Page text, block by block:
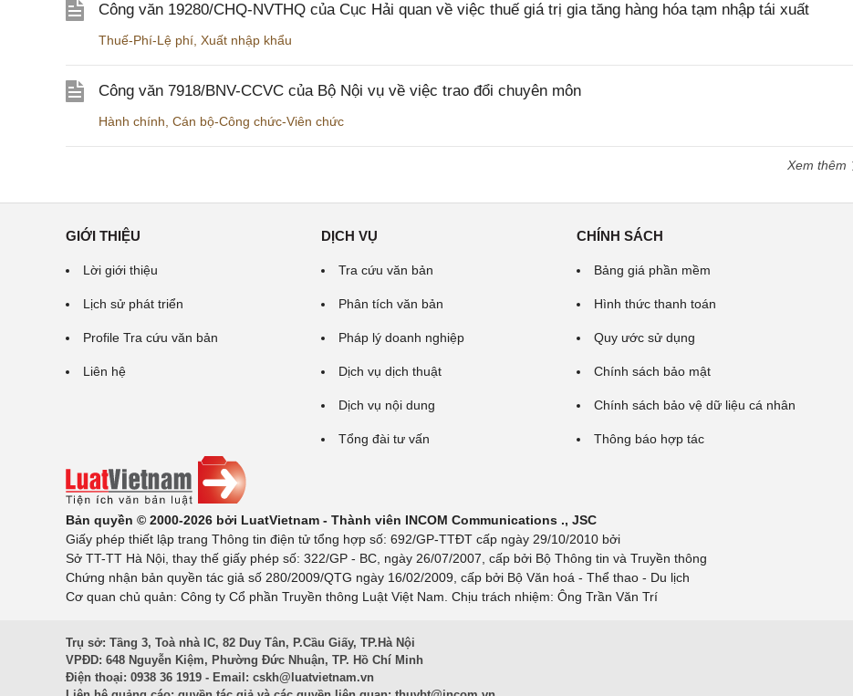
Công văn 19280/CHQ-NVTHQ của Cục Hải quan về việc thuế giá trị gia tăng hàng hóa tạm nhập tái xuất
Thuế-Phí-Lệ phí Xuất nhập khẩu
Công văn 7918/BNV-CCVC của Bộ Nội vụ về việc trao đổi chuyên môn
Hành chính Cán bộ-Công chức-Viên chức
Xem thêm
GIỚI THIỆU
Lời giới thiệu
Lịch sử phát triển
Profile Tra cứu văn bản
Liên hệ
DỊCH VỤ
Tra cứu văn bản
Phân tích văn bản
Pháp lý doanh nghiệp
Dịch vụ dịch thuật
Dịch vụ nội dung
Tổng đài tư vấn
CHÍNH SÁCH
Bảng giá phần mềm
Hình thức thanh toán
Quy ước sử dụng
Chính sách bảo mật
Chính sách bảo vệ dữ liệu cá nhân
Thông báo hợp tác
Bản quyền © 2000-2026 bởi LuatVietnam - Thành viên INCOM Communications ., JSC
Giấy phép thiết lập trang Thông tin điện tử tổng hợp số: 692/GP-TTĐT cấp ngày 29/10/2010 bởi
Sở TT-TT Hà Nội, thay thế giấy phép số: 322/GP - BC, ngày 26/07/2007, cấp bởi Bộ Thông tin và Truyền thông
Chứng nhận bản quyền tác giả số 280/2009/QTG ngày 16/02/2009, cấp bởi Bộ Văn hoá - Thể thao - Du lịch
Cơ quan chủ quản: Công ty Cổ phần Truyền thông Luật Việt Nam. Chịu trách nhiệm: Ông Trần Văn Trí
Trụ sở: Tầng 3, Toà nhà IC, 82 Duy Tân, P.Cầu Giấy, TP.Hà Nội
VPĐD: 648 Nguyễn Kiệm, Phường Đức Nhuận, TP. Hồ Chí Minh
Điện thoại: 0938 36 1919 - Email: cskh@luatvietnam.vn